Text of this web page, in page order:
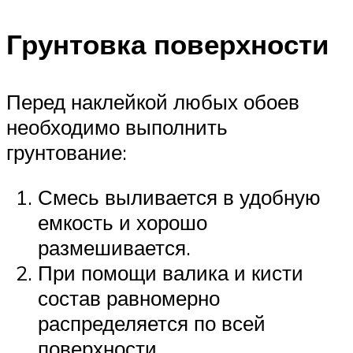
Грунтовка поверхности
Перед наклейкой любых обоев
необходимо выполнить
грунтование:
Смесь выливается в удобную
емкость и хорошо
размешивается.
При помощи валика и кисти
состав равномерно
распределяется по всей